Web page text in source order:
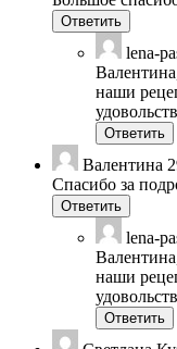
Ответить
lena-
наши
Ответить
Валентина
Спасибо за
Ответить
lena-
наши
Ответить